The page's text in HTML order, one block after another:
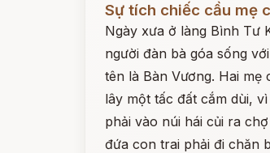
Sự tích chiếc cầu mẹ
Ngày xưa ở làng Bình Tư
người đàn bà góa sống
tên là Bàn Vương. Hai mẹ
lây một tấc đất cắm dùi,
phải vào núi hái củi ra
đứa con trai phải đi chăn